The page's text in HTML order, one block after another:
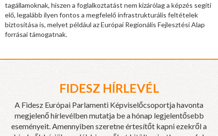
tagállamoknak, hiszen a foglalkoztatást nem kizárólag a képzés segíti
elő, legalább ilyen fontos a megfelelő infrastrukturális feltételek
biztosítása is, melyet például az Európai Regionális Fejlesztési Alap
forrásai támogatnak.
FIDESZ HÍRLEVÉL
A Fidesz Európai Parlamenti Képviselőcsoportja havonta
megjelenő hírlevélben mutatja be a hónap legjelentősebb
eseményeit. Amennyiben szeretne értesítőt kapni ezekről a